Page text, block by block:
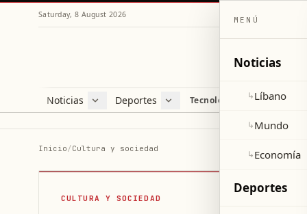
Saturday, 8 August 2026
Noticias
Líbano
Deportes
Fútbol
Tecnología y ciencia
Inicio/Cultura y sociedad
CULTURA Y SOCIEDAD
MENÚ
Noticias
↳Líbano
↳Mundo
↳Economía
Deportes